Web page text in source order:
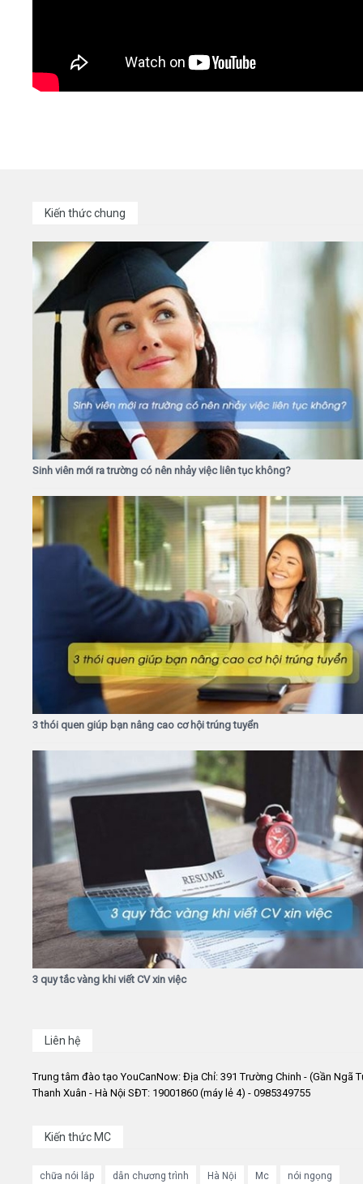
Kiến thức chung
Sinh viên mới ra trường có nên nhảy việc liên tục không?
3 thói quen giúp bạn nâng cao cơ hội trúng tuyển
3 quy tắc vàng khi viết CV xin việc
Liên hệ
Trung tâm đào tạo YouCanNow: Địa Chỉ: 391 Trường Chinh - (Gần Ngã
Thanh Xuân - Hà Nội SĐT: 19001860 (máy lẻ 4) - 0985349755
Kiến thức MC
chữa nói lắp dẫn chương trình Hà Nội Mc nói ngọng